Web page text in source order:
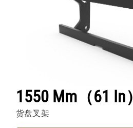
1550 Mm（61 In）
货盘叉架